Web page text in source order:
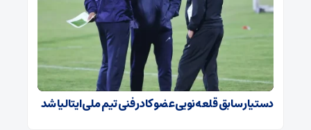
دستیار سابق قلعه‌نویی عضو کادر فنی تیم ملی ایتالیا شد